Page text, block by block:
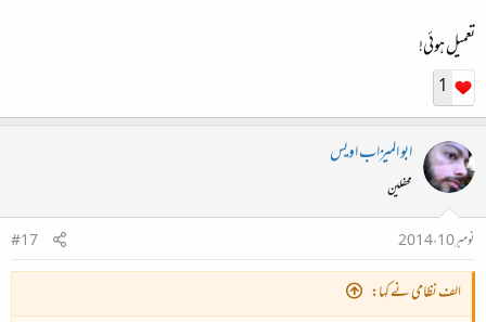
تعمیل ہوئی!
1
ابو المیزاب اویس
محفلین
نومبر 10، 2014
#17
الف نظامی نے کہا: